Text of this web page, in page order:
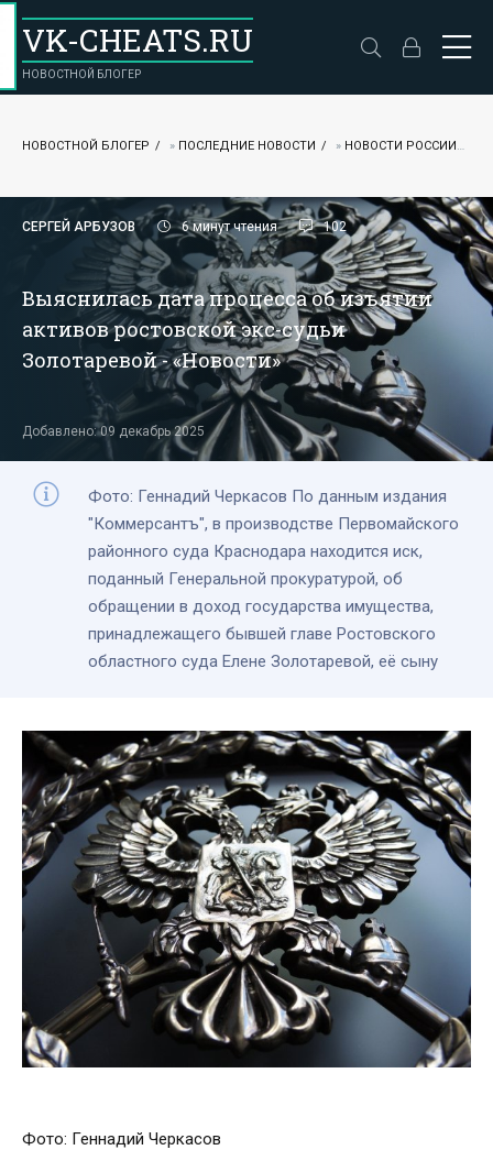
VK-CHEATS.RU
НОВОСТНОЙ БЛОГЕР
НОВОСТНОЙ БЛОГЕР » ПОСЛЕДНИЕ НОВОСТИ » НОВОСТИ РОССИИ
СЕРГЕЙ АРБУЗОВ 6 минут чтения 102
Выяснилась дата процесса об изъятии
активов ростовской экс-судьи
Золотаревой - «Новости»
Добавлено: 09 декабрь 2025
Фото: Геннадий Черкасов По данным издания
"Коммерсантъ", в производстве Первомайского
районного суда Краснодара находится иск,
поданный Генеральной прокуратурой, об
обращении в доход государства имущества,
принадлежащего бывшей главе Ростовского
областного суда Елене Золотаревой, её сыну
Фото: Геннадий Черкасов